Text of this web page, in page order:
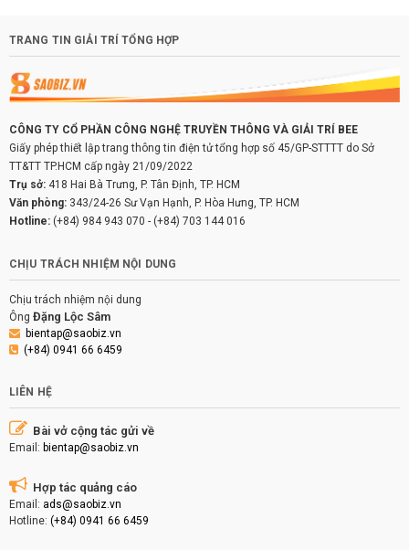
TRANG TIN GIẢI TRÍ TỔNG HỢP
CÔNG TY CỔ PHẦN CÔNG NGHỆ TRUYỀN THÔNG VÀ GIẢI TRÍ BEE
Giấy phép thiết lập trang thông tin điện tử tổng hợp số 45/GP-STTTT do Sở
TT&TT TP.HCM cấp ngày 21/09/2022
Trụ sở: 418 Hai Bà Trưng, P. Tân Định, TP. HCM
Văn phòng: 343/24-26 Sư Vạn Hạnh, P. Hòa Hưng, TP. HCM
Hotline: (+84) 984 943 070 - (+84) 703 144 016
CHỊU TRÁCH NHIỆM NỘI DUNG
Chịu trách nhiệm nội dung
Ông Đặng Lộc Sâm
bientap@saobiz.vn
(+84) 0941 66 6459
LIÊN HỆ
Bài vở cộng tác gửi về
Email: bientap@saobiz.vn
Hợp tác quảng cáo
Email: ads@saobiz.vn
Hotline: (+84) 0941 66 6459